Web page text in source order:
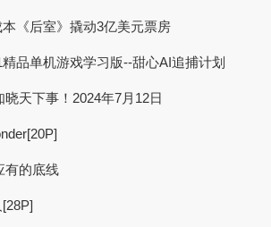
《后室》撬动3亿美元票房
品单机游戏学习版--甜心AI追捕计划
天下事！2024年7月12日
有的底线